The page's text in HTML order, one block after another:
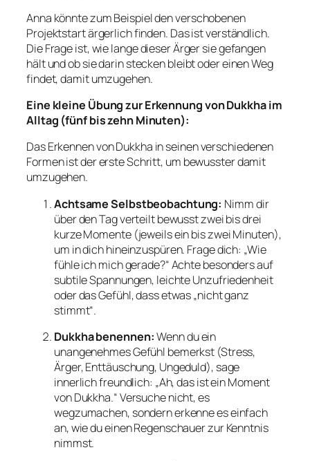
Anna könnte zum Beispiel den verschobenen
Projektstart ärgerlich finden. Das ist verständlich.
Die Frage ist, wie lange dieser Ärger sie gefangen
hält und ob sie darin stecken bleibt oder einen Weg
findet, damit umzugehen.
Eine kleine Übung zur Erkennung von Dukkha im
Alltag (fünf bis zehn Minuten):
Das Erkennen von Dukkha in seinen verschiedenen
Formen ist der erste Schritt, um bewusster damit
umzugehen.
Achtsame Selbstbeobachtung: Nimm dir
über den Tag verteilt bewusst zwei bis drei
kurze Momente (jeweils ein bis zwei Minuten),
um in dich hineinzuspüren. Frage dich: „Wie
fühle ich mich gerade?“ Achte besonders auf
subtile Spannungen, leichte Unzufriedenheit
oder das Gefühl, dass etwas „nicht ganz
stimmt“.
Dukkha benennen:Wenn du ein
unangenehmes Gefühl bemerkst (Stress,
Ärger, Enttäuschung, Ungeduld), sage
innerlich freundlich: „Ah, das ist ein Moment
von Dukkha.“ Versuche nicht, es
wegzumachen, sondern erkenne es einfach
an, wie du einen Regenschauer zur Kenntnis
nimmst.